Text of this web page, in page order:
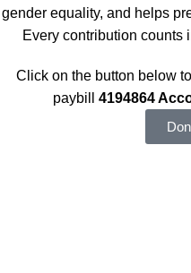
gender equality, and helps
Every contribution counts
Click on the button below
paybill 4194864